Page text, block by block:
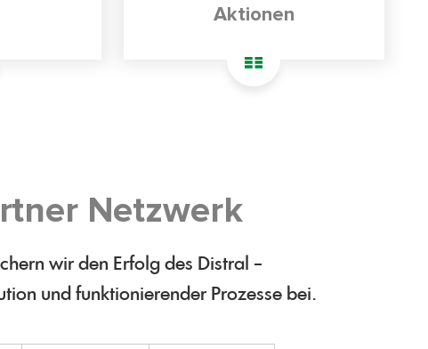
Aktionen
Netzwerk
wir den Erfolg des Distral –
und funktionierender Prozesse bei.